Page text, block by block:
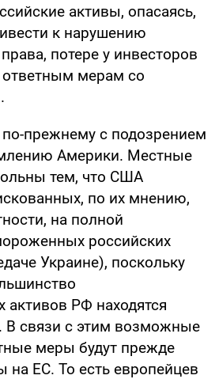
активы, опасаясь,
к нарушению
потере у инвесторов
мерам со
прежнему с подозрением
Америки. Местные
тем, что США
по их мнению,
на полной
российских
Украине), поскольку
активов РФ находятся
В связи с этим возможные
меры будут прежде
на ЕС. То есть европейцев